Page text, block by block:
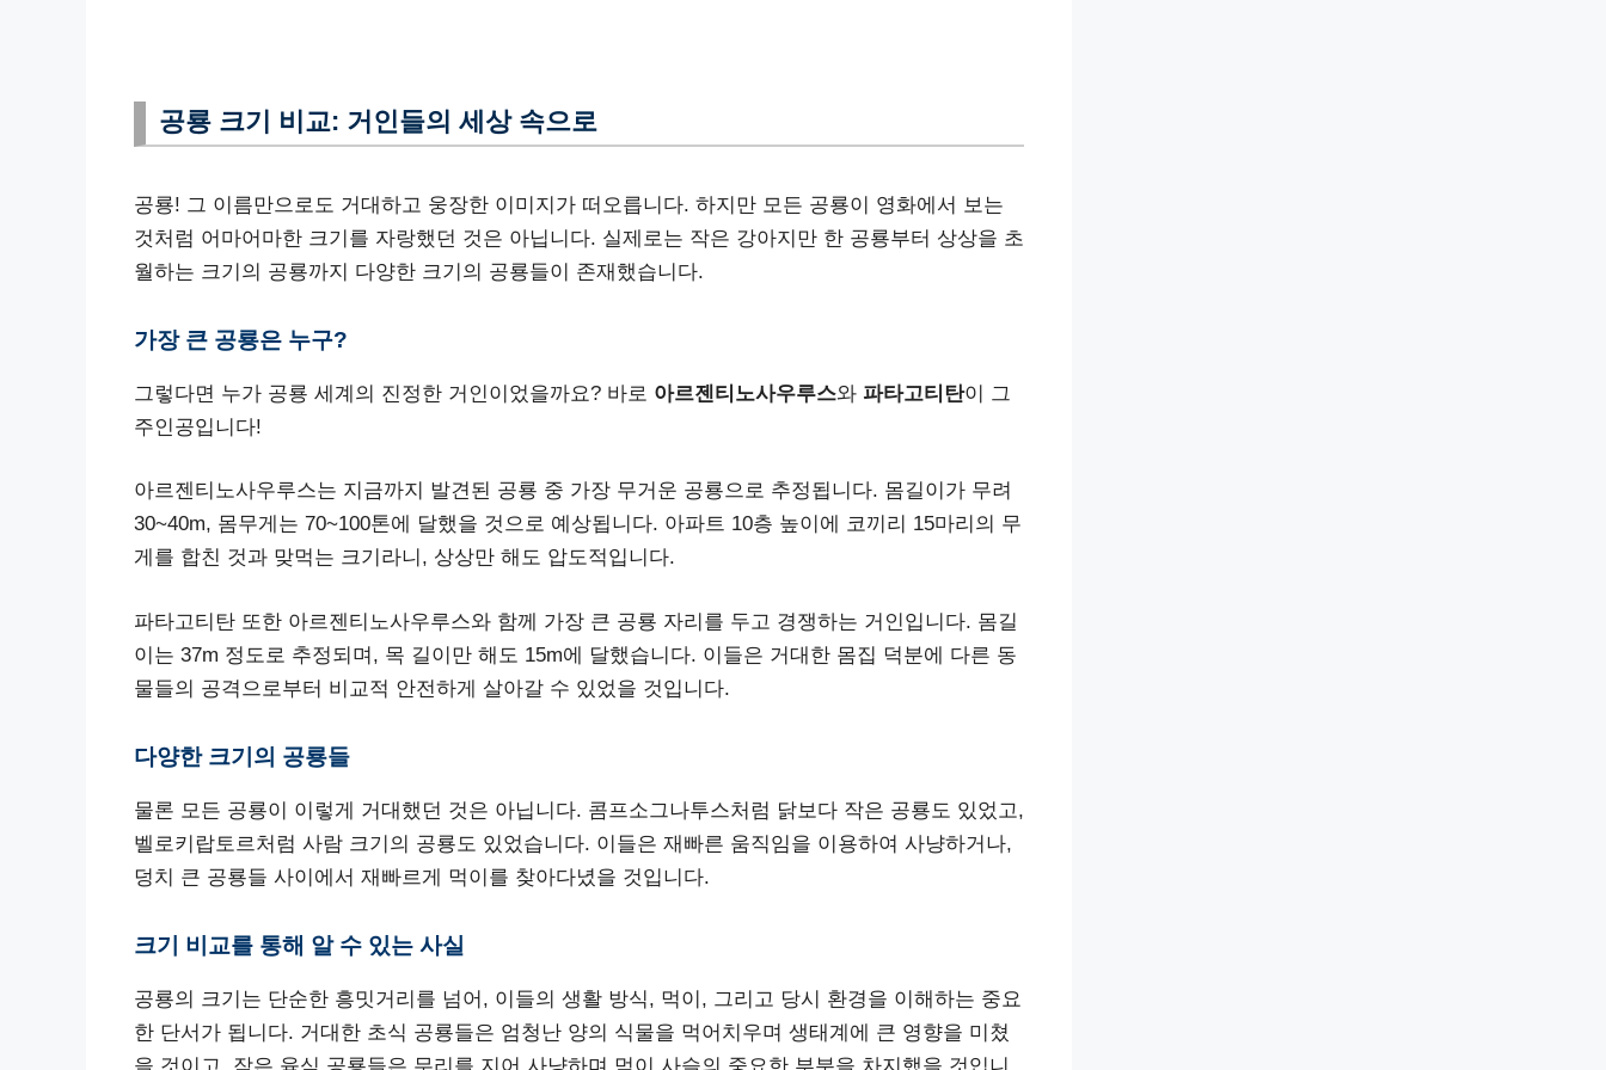
공룡 크기 비교: 거인들의 세상 속으로
공룡! 그 이름만으로도 거대하고 웅장한 이미지가 떠오릅니다. 하지만 모든 공룡이 영화에서 보는
것처럼 어마어마한 크기를 자랑했던 것은 아닙니다. 실제로는 작은 강아지만 한 공룡부터 상상을 초
월하는 크기의 공룡까지 다양한 크기의 공룡들이 존재했습니다.
가장 큰 공룡은 누구?
그렇다면 누가 공룡 세계의 진정한 거인이었을까요? 바로 아르젠티노사우루스와 파타고티탄이 그
주인공입니다!
아르젠티노사우루스는 지금까지 발견된 공룡 중 가장 무거운 공룡으로 추정됩니다. 몸길이가 무려
30~40m, 몸무게는 70~100톤에 달했을 것으로 예상됩니다. 아파트 10층 높이에 코끼리 15마리의 무
게를 합친 것과 맞먹는 크기라니, 상상만 해도 압도적입니다.
파타고티탄 또한 아르젠티노사우루스와 함께 가장 큰 공룡 자리를 두고 경쟁하는 거인입니다. 몸길
이는 37m 정도로 추정되며, 목 길이만 해도 15m에 달했습니다. 이들은 거대한 몸집 덕분에 다른 동
물들의 공격으로부터 비교적 안전하게 살아갈 수 있었을 것입니다.
다양한 크기의 공룡들
물론 모든 공룡이 이렇게 거대했던 것은 아닙니다. 콤프소그나투스처럼 닭보다 작은 공룡도 있었고,
벨로키랍토르처럼 사람 크기의 공룡도 있었습니다. 이들은 재빠른 움직임을 이용하여 사냥하거나,
덩치 큰 공룡들 사이에서 재빠르게 먹이를 찾아다녔을 것입니다.
크기 비교를 통해 알 수 있는 사실
공룡의 크기는 단순한 흥밋거리를 넘어, 이들의 생활 방식, 먹이, 그리고 당시 환경을 이해하는 중요
한 단서가 됩니다. 거대한 초식 공룡들은 엄청난 양의 식물을 먹어치우며 생태계에 큰 영향을 미쳤
을 것이고, 작은 육식 공룡들은 무리를 지어 사냥하며 먹이 사슬의 중요한 부분을 차지했을 것입니